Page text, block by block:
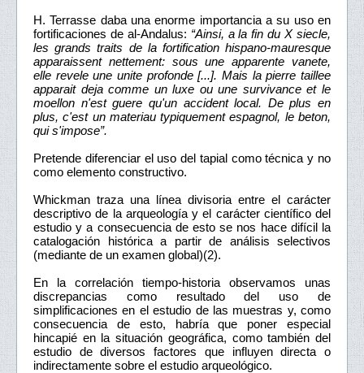
H. Terrasse daba una enorme importancia a su uso en
fortificaciones de al-Andalus: “Ainsi, a la fin du X siecle,
les grands traits de la fortification hispano-mauresque
apparaissent nettement: sous une apparente vanete,
elle revele une unite profonde [...]. Mais la pierre taillee
apparait deja comme un luxe ou une survivance et le
moellon n'est guere qu'un accident local. De plus en
plus, c'est un materiau typiquement espagnol, le beton,
qui s'impose”.
Pretende diferenciar el uso del tapial como técnica y no
como elemento constructivo.
Whickman traza una línea divisoria entre el carácter
descriptivo de la arqueología y el carácter científico del
estudio y a consecuencia de esto se nos hace difícil la
catalogación histórica a partir de análisis selectivos
(mediante de un examen global)(2).
En la correlación tiempo-historia observamos unas
discrepancias como resultado del uso de
simplificaciones en el estudio de las muestras y, como
consecuencia de esto, habría que poner especial
hincapié en la situación geográfica, como también del
estudio de diversos factores que influyen directa o
indirectamente sobre el estudio arqueológico.